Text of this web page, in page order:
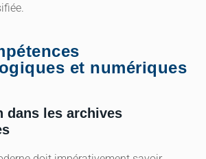
et numériques
dans les archives